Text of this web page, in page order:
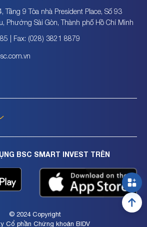
Tầng 9 Tòa nhà President Place, Số 93
Phường Sài Gòn, Thành phố Hồ Chí Minh
| Fax: (028) 3821 8879
BSC SMART INVEST TRÊN
© 2024 Copyright
Cổ phần Chứng khoán BIDV